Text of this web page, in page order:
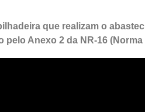
que realizam o
Anexo 2 da NR-16